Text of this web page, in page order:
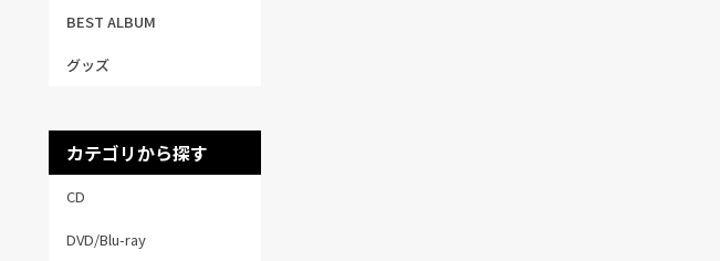
BEST ALBUM
グッズ
カテゴリから探す
CD
DVD/Blu-ray